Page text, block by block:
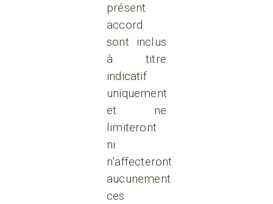
présent
accord
sont inclus
à titre
indicatif
uniquement
et ne
limiteront
ni
n’affecteront
aucunement
ces